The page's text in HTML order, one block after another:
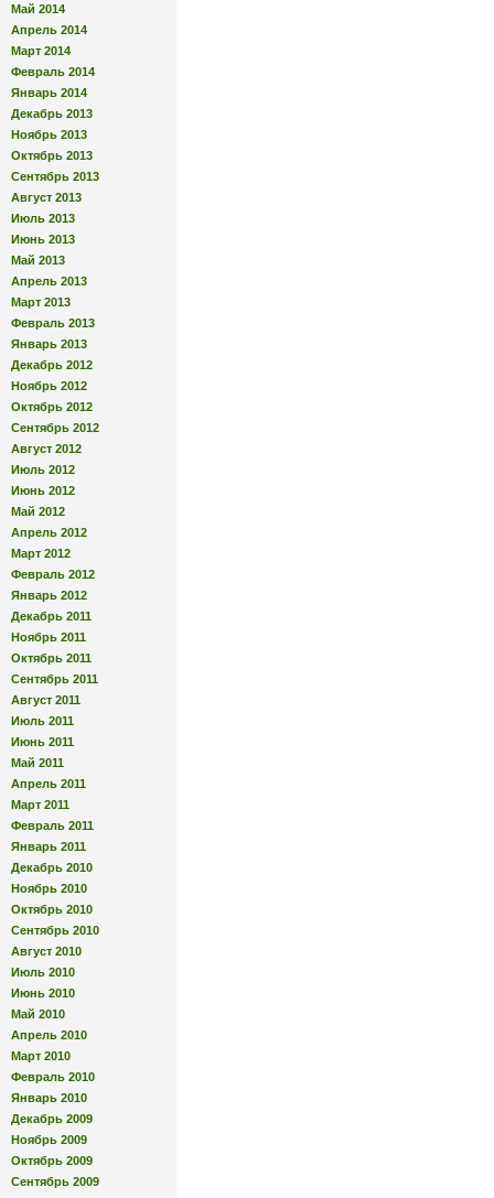
Май 2014
Апрель 2014
Март 2014
Февраль 2014
Январь 2014
Декабрь 2013
Ноябрь 2013
Октябрь 2013
Сентябрь 2013
Август 2013
Июль 2013
Июнь 2013
Май 2013
Апрель 2013
Март 2013
Февраль 2013
Январь 2013
Декабрь 2012
Ноябрь 2012
Октябрь 2012
Сентябрь 2012
Август 2012
Июль 2012
Июнь 2012
Май 2012
Апрель 2012
Март 2012
Февраль 2012
Январь 2012
Декабрь 2011
Ноябрь 2011
Октябрь 2011
Сентябрь 2011
Август 2011
Июль 2011
Июнь 2011
Май 2011
Апрель 2011
Март 2011
Февраль 2011
Январь 2011
Декабрь 2010
Ноябрь 2010
Октябрь 2010
Сентябрь 2010
Август 2010
Июль 2010
Июнь 2010
Май 2010
Апрель 2010
Март 2010
Февраль 2010
Январь 2010
Декабрь 2009
Ноябрь 2009
Октябрь 2009
Сентябрь 2009